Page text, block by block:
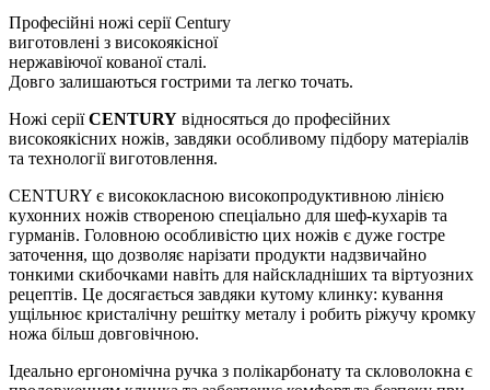
Професійні ножі серії Century
виготовлені з високоякісної
нержавіючої кованої сталі.
Довго залишаються гострими та легко точать.
Ножі серіїCENTURY відносяться до професійних
високоякісних ножів, завдяки особливому підбору матеріалів
та технології виготовлення.
CENTURY є висококласною високопродуктивною лінією
кухонних ножів створеною спеціально для шеф-кухарів та
гурманів. Головною особливістю цих ножів є дуже гостре
заточення, що дозволяє нарізати продукти надзвичайно
тонкими скибочками навіть для найскладніших та віртуозних
рецептів. Це досягається завдяки кутому клинку: кування
ущільнює кристалічну решітку металу і робить ріжучу кромку
ножа більш довговічною.
Ідеально ергономічна ручка з полікарбонату та скловолокна є